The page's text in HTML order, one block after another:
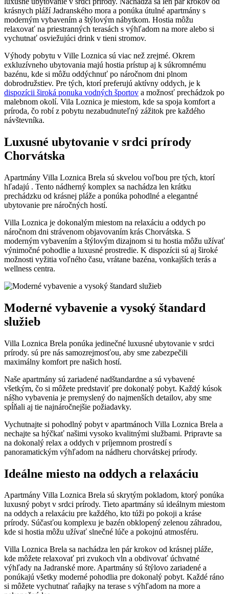
krásnych pláží Jadranského mora a ponúka útulné apartmány s
moderným vybavením a štýlovým nábytkom. Hostia môžu
relaxovať na priestranných terasách s výhľadom na more alebo si
vychutnať osviežujúci drink v tieni stromov.
Výhody pobytu v Ville Loznica sú viac než zrejmé. Okrem
exkluzívneho ubytovania majú hostia prístup aj k súkromnému
bazénu, kde si môžu oddýchnuť po náročnom dni plnom
dobrodružstiev. Pre tých, ktorí preferujú aktívny oddych, je k
dispozícii široká ponuka vodných športov a možnosť prechádzok po
malebnom okolí. Vila Loznica je miestom, kde sa spoja komfort a
príroda, čo robí z pobytu nezabudnuteľný zážitok pre každého
návštevníka.
Luxusné ubytovanie v srdci prírody
Chorvátska
Apartmány Villa Loznica Brela sú skvelou voľbou pre tých, ktorí
hľadajú . Tento nádherný komplex sa nachádza len krátku
prechádzku od krásnej pláže a ponúka pohodlné a elegantné
ubytovanie pre náročných hostí.
Villa Loznica je dokonalým miestom na relaxáciu a oddych po
náročnom dni strávenom objavovaním krás Chorvátska. S
moderným vybavením a štýlovým dizajnom si tu hostia môžu užívať
výnimočné pohodlie a luxusné prostredie. K dispozícii sú aj široké
možnosti vyžitia voľného času, vrátane bazéna, vonkajších terás a
wellness centra.
Moderné vybavenie a vysoký štandard
služieb
Villa Loznica Brela ponúka jedinečné luxusné ubytovanie v srdci
prírody. sú pre nás samozrejmosťou, aby sme zabezpečili
maximálny komfort pre našich hostí.
Naše apartmány sú zariadené nadštandardne a sú vybavené
všetkým, čo si môžete predstaviť pre dokonalý pobyt. Každý kúsok
nášho vybavenia je premyslený do najmenších detailov, aby sme
spĺňali aj tie najnáročnejšie požiadavky.
Vychutnajte si pohodlný pobyt v apartmánoch Villa Loznica Brela a
nechajte sa hýčkať našimi vysoko kvalitnými službami. Pripravte sa
na dokonalý relax a oddych v príjemnom prostredí s
panoramatickým výhľadom na nádheru chorvátskej prírody.
Ideálne miesto na oddych a relaxáciu
Apartmány Villa Loznica Brela sú skrytým pokladom, ktorý ponúka
luxusný pobyt v srdci prírody. Tieto apartmány sú ideálnym miestom
na oddych a relaxáciu pre každého, kto túži po pokoji a kráse
prírody. Súčasťou komplexu je bazén obklopený zelenou záhradou,
kde si hostia môžu užívať slnečné lúče a pokojnú atmosféru.
Villa Loznica Brela sa nachádza len pár krokov od krásnej pláže,
kde môžete relaxovať pri zvukoch vln a obdivovať úchvatné
výhľady na Jadranské more. Apartmány sú štýlovo zariadené a
ponúkajú všetky moderné pohodlia pre dokonalý pobyt. Každé ráno
si môžete vychutnať raňajky na terase s výhľadom na more a